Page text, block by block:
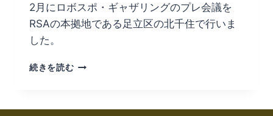
2月にロボスポ・ギャザリングのプレ会議を
RSAの本拠地である足立区の北千住で行いま
した。
続きを読む